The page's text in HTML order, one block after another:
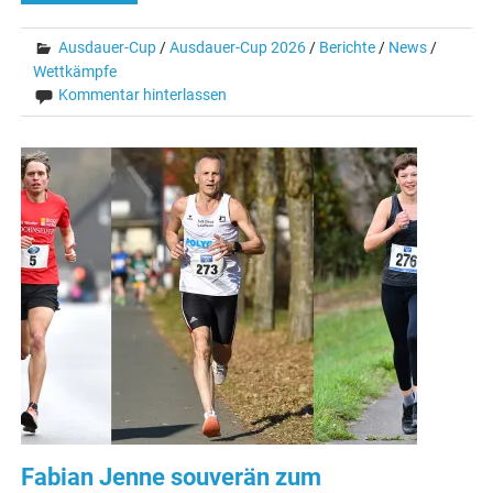
Ausdauer-Cup /Ausdauer-Cup 2026 / Berichte / News /
Wettkämpfe
Kommentar hinterlassen
Fabian Jenne souverän zum